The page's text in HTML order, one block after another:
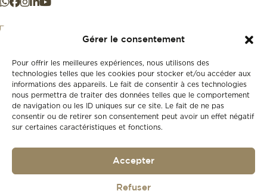
Gérer le consentement
Pour offrir les meilleures expériences, nous utilisons des
technologies telles que les cookies pour stocker et/ou accéder aux
informations des appareils. Le fait de consentir à ces technologies
nous permettra de traiter des données telles que le comportement
de navigation ou les ID uniques sur ce site. Le fait de ne pas
consentir ou de retirer son consentement peut avoir un effet négatif
sur certaines caractéristiques et fonctions.
Accepter
Refuser
Store
New
Second-hand
Our history
+41 21 925 50 50